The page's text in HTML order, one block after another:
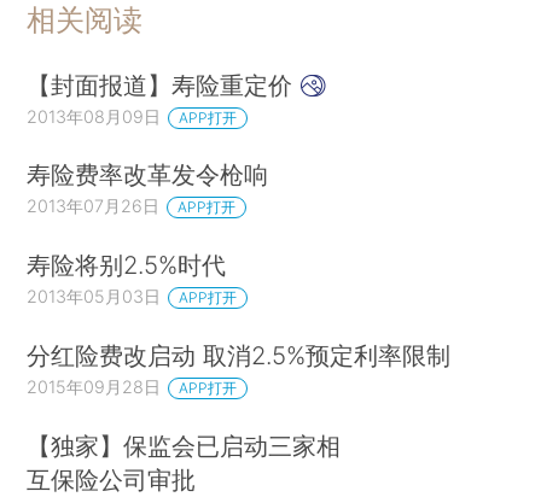
相关阅读
【封面报道】寿险重定价
2013年08月09日 APP打开
寿险费率改革发令枪响
2013年07月26日 APP打开
寿险将别2.5%时代
2013年05月03日 APP打开
分红险费改启动 取消2.5%预定利率限制
2015年09月28日 APP打开
【独家】保监会已启动三家相
互保险公司审批